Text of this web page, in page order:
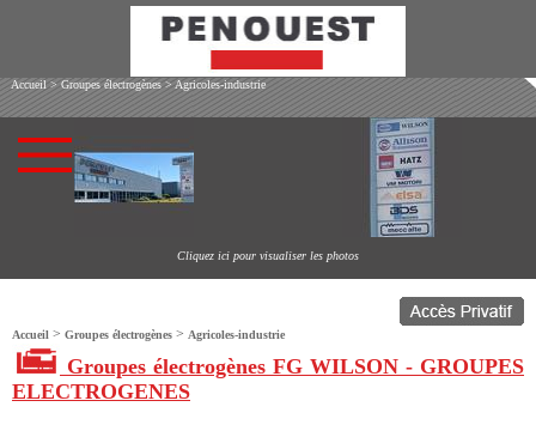
Accueil>Groupes électrogènes>Agricoles-industrie
Cliquez ici pour visualiser les photos
Accueil > Groupes électrogènes > Agricoles-industrie
Groupes électrogènes FG WILSON - GROUPES
ELECTROGENES